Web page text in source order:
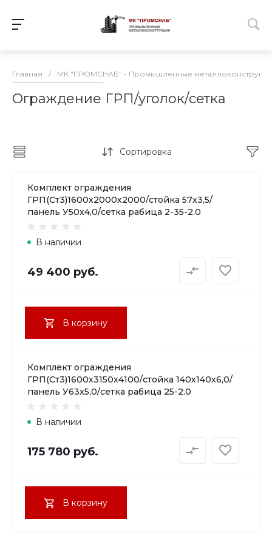
Главная / МК "ПРОМСНАБ" - Промышленные
Ограждение ГРП/уголок/сетка
Сортировка
Комплект ограждения
ГРП(Ст3)1600х2000х2000/стойка 57х3,5/
панель У50х4,0/сетка рабица 2-35-2.0
В наличии
49 400 руб.
В корзину
Комплект ограждения
ГРП(Ст3)1600х3150х4100/стойка 140х140х6,0/
панель У63х5,0/сетка рабица 25-2.0
В наличии
175 780 руб.
В корзину